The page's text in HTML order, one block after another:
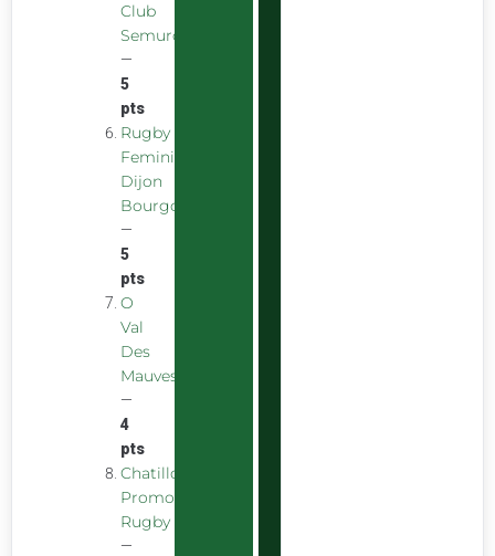
Club
Semurois
—
5
pts
Rugby
Feminin
Dijon
Bourgogne
—
5
pts
O
Val
Des
Mauves
—
4
pts
Chatillon
Promotion
Rugby
—